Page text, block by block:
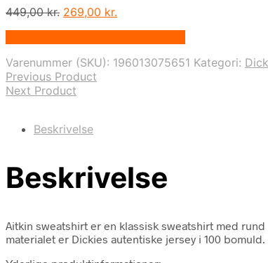
449,00kr. Den
449,00 kr..
269,00 kr.
269,00 kr..
Varenummer (SKU): 196013075651 Kategori:
Previous Product
Next Product
Beskrivelse
Beskrivelse
Aitkin sweatshirt er en klassisk sweatshirt med
materialet er Dickies autentiske jersey i 100 bomuld.